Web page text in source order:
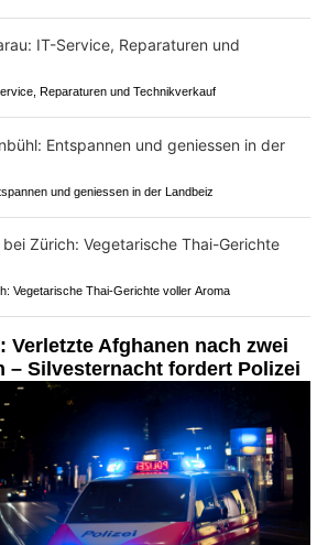
Reparaturen und Technikverkauf
und geniessen in der Landbeiz
Vegetarische Thai-Gerichte voller Aroma
Verletzte Afghanen nach zwei
– Silvesternacht fordert Polizei